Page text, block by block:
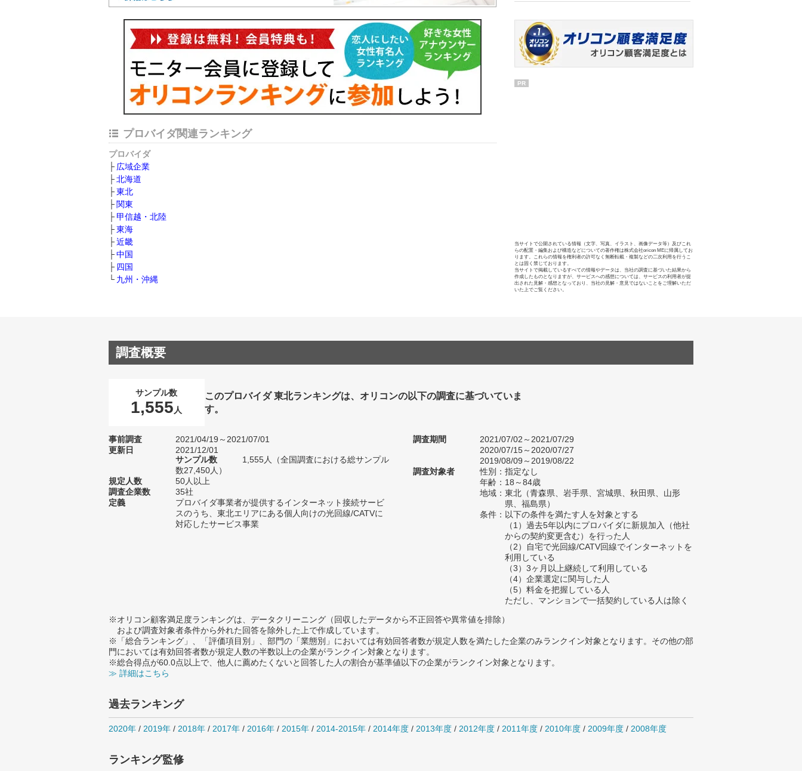
プロバイダ関連ランキング
プロバイダ
広域企業
北海道
東北
関東
甲信越・北陸
東海
近畿
中国
四国
九州・沖縄
PR
当サイトで公開されている情報（文字、写真、イラスト、画像データ等）及びこれ
らの配置・編集および構造などについての著作権は株式会社oricon MEに帰属してお
ります。これらの情報を権利者の許可なく無断転載・複製などの二次利用を行うこ
とは固く禁じております。
当サイトで掲載しているすべての情報やデータは、当社の調査に基づいた結果から
作成したものとなりますが、サービスへの感想については、サービスの利用者が提
出された見解・感想となっており、当社の見解・意見ではないことをご理解いただ
いた上でご覧ください。
調査概要
サンプル数
1,555 人
このプロバイダ 東北ランキングは、オリコンの以下の調査に基づいていま
す。
事前調査
2021/04/19～2021/07/01
更新日
2021/12/01
サンプル数
1,555人（全国調査における総サンプル
数27,450人）
規定人数
50人以上
調査企業数
35社
定義
プロバイダ事業者が提供するインターネット接続サービ
スのうち、東北エリアにある個人向けの光回線/CATVに
対応したサービス事業
調査期間
2021/07/02～2021/07/29
2020/07/15～2020/07/27
2019/08/09～2019/08/22
調査対象者
性別：指定なし
年齢：18～84歳
地域：東北（青森県、岩手県、宮城県、秋田県、山形
県、福島県）
条件：以下の条件を満たす人を対象とする
（1）過去5年以内にプロバイダに新規加入（他社
からの契約変更含む）を行った人
（2）自宅で光回線/CATV回線でインターネットを
利用している
（3）3ヶ月以上継続して利用している
（4）企業選定に関与した人
（5）料金を把握している人
ただし、マンションで一括契約している人は除く
※オリコン顧客満足度ランキングは、データクリーニング（回収したデータから不正回答や異常値を排除）
および調査対象者条件から外れた回答を除外した上で作成しています。
※「総合ランキング」、「評価項目別」、部門の「業態別」においては有効回答者数が規定人数を満たした企業のみランクイン対象となります。その他の部
門においては有効回答者数が規定人数の半数以上の企業がランクイン対象となります。
※総合得点が60.0点以上で、他人に薦めたくないと回答した人の割合が基準値以下の企業がランクイン対象となります。
≫ 詳細はこちら
過去ランキング
2020年 / 2019年 / 2018年 / 2017年 / 2016年 / 2015年 / 2014-2015年 / 2014年度 / 2013年度 / 2012年度 / 2011年度 / 2010年度 / 2009年度 / 2008年度
ランキング監修